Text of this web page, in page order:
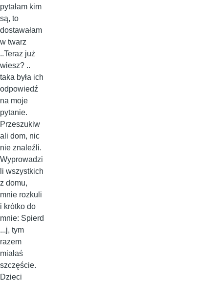
pytałam kim
są, to
dostawałam
w twarz
..Teraz już
wiesz? ..
taka była ich
odpowiedź
na moje
pytanie.
Przeszukiw
ali dom, nic
nie znaleźli.
Wyprowadzi
li wszystkich
z domu,
mnie rozkuli
i krótko do
mnie: Spierd
...j, tym
razem
miałaś
szczęście.
Dzieci